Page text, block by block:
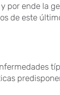
por ende la
de este